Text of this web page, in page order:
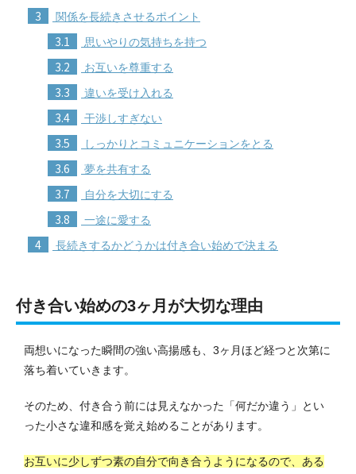
3 関係を長続きさせるポイント
3.1 思いやりの気持ちを持つ
3.2 お互いを尊重する
3.3 違いを受け入れる
3.4 干渉しすぎない
3.5 しっかりとコミュニケーションをとる
3.6 夢を共有する
3.7 自分を大切にする
3.8 一途に愛する
4 長続きするかどうかは付き合い始めで決まる
付き合い始めの3ヶ月が大切な理由
両想いになった瞬間の強い高揚感も、3ヶ月ほど経つと次第に
落ち着いていきます。
そのため、付き合う前には見えなかった「何だか違う」とい
った小さな違和感を覚え始めることがあります。
お互いに少しずつ素の自分で向き合うようになるので、ある